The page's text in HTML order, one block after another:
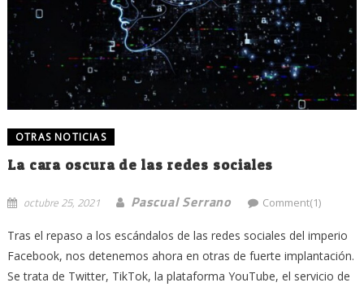
OTRAS NOTICIAS
La cara oscura de las redes sociales
octubre 25, 2021 Pascual Serrano Comment(1)
Tras el repaso a los escándalos de las redes sociales del imperio
Facebook, nos detenemos ahora en otras de fuerte implantación.
Se trata de Twitter, TikTok, la plataforma YouTube, el servicio de